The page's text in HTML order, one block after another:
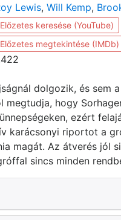
Lewis, Will Kemp,
Előzetes keresése (YouTube)
Előzetes megtekintése (IMDb)
dolgozik, és sem
megtudja, hogy
ezért
karácsonyi riportot a
magát. Az átverés jól
sincs minden